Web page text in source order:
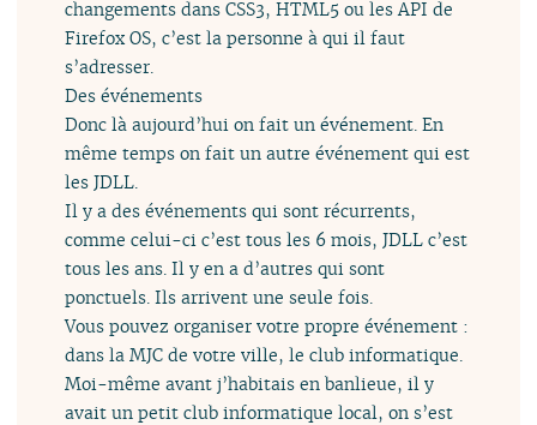
changements dans CSS3, HTML5 ou les API de
Firefox OS, c’est la personne à qui il faut
s’adresser.
Des événements
Donc là aujourd’hui on fait un événement. En
même temps on fait un autre événement qui est
les JDLL.
Il y a des événements qui sont récurrents,
comme celui-ci c’est tous les 6 mois, JDLL c’est
tous les ans. Il y en a d’autres qui sont
ponctuels. Ils arrivent une seule fois.
Vous pouvez organiser votre propre événement :
dans la MJC de votre ville, le club informatique.
Moi-même avant j’habitais en banlieue, il y
avait un petit club informatique local, on s’est